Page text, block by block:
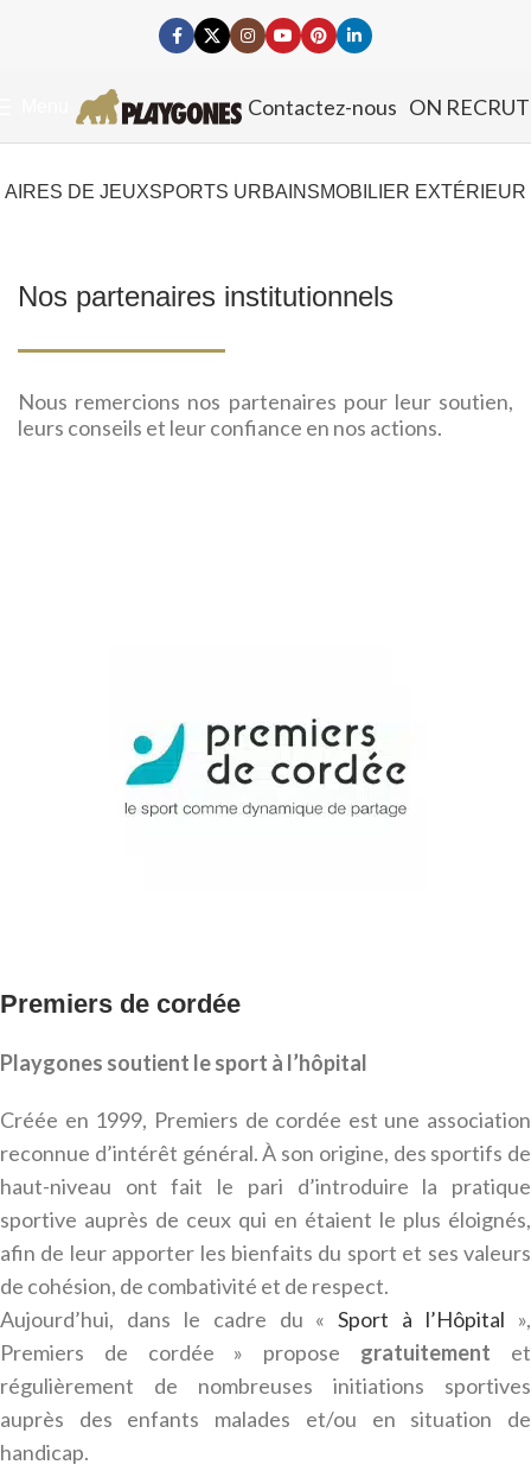
Contactez-nous ON
AIRES DE JEUXSPORTS URBAINSMOBILIER EXTÉRIEUR
Nos partenaires institutionnels
Nous remercions nos partenaires pour leur soutien,
leurs conseils et leur confiance en nos actions.
Premiers de cordée
Playgones soutient le sport à l’hôpital
Créée en 1999, Premiers de cordée est une association
reconnue d’intérêt général. À son origine, des sportifs de
haut-niveau ont fait le pari d’introduire la pratique
sportive auprès de ceux qui en étaient le plus éloignés,
afin de leur apporter les bienfaits du sport et ses valeurs
de cohésion, de combativité et de respect.
Aujourd’hui, dans le cadre du « Sport à l’Hôpital »,
Premiers de cordée » propose gratuitement et
régulièrement de nombreuses initiations sportives
auprès des enfants malades et/ou en situation de
handicap.